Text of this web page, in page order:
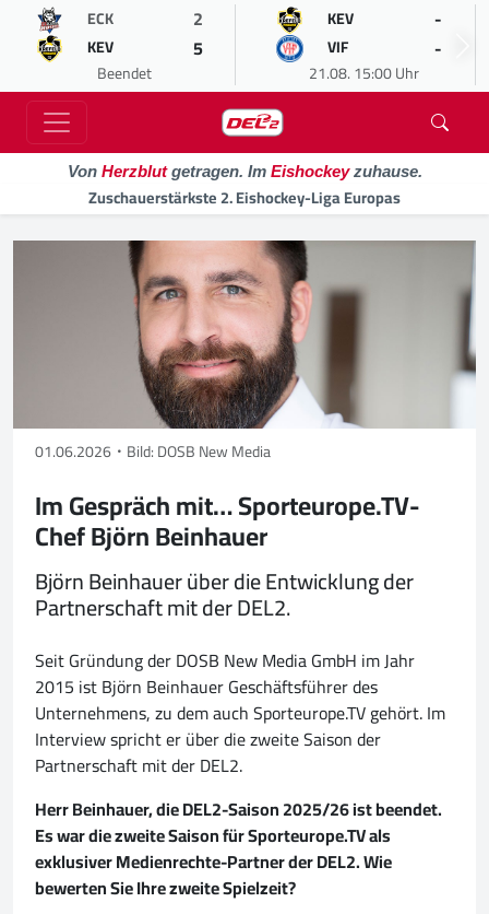
ECK 2
KEV 5
Beendet
KEV -
VIF -
21.08. 15:00 Uhr
Von Herzblutgetragen. Im Eishockeyzuhause.
Zuschauerstärkste 2. Eishockey-Liga Europas
01.06.2026 Bild: DOSB New Media
Im Gespräch mit… Sporteurope.TV-
Chef Björn Beinhauer
Björn Beinhauer über die Entwicklung der
Partnerschaft mit der DEL2.
Seit Gründung der DOSB New Media GmbH im Jahr
2015 ist Björn Beinhauer Geschäftsführer des
Unternehmens, zu dem auch Sporteurope.TV gehört. Im
Interview spricht er über die zweite Saison der
Partnerschaft mit der DEL2.
Herr Beinhauer, die DEL2-Saison 2025/26 ist beendet.
Es war die zweite Saison für Sporteurope.TV als
exklusiver Medienrechte-Partner der DEL2. Wie
bewerten Sie Ihre zweite Spielzeit?